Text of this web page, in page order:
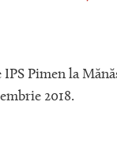
Pimen la
2018.